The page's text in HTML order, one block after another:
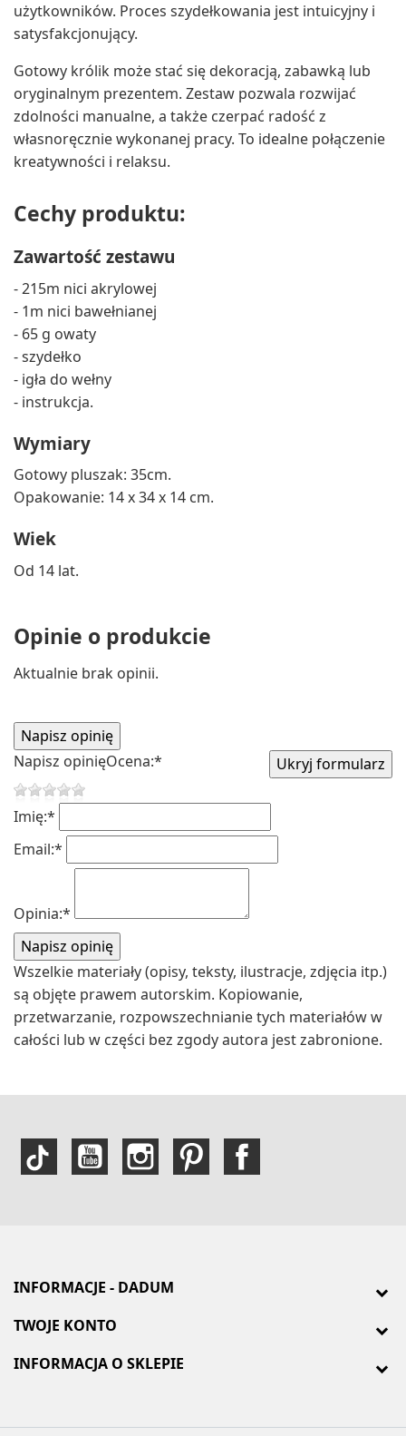
użytkowników. Proces szydełkowania jest intuicyjny i
satysfakcjonujący.
Gotowy królik może stać się dekoracją, zabawką lub
oryginalnym prezentem. Zestaw pozwala rozwijać
zdolności manualne, a także czerpać radość z
własnoręcznie wykonanej pracy. To idealne połączenie
kreatywności i relaksu.
Cechy produktu:
Zawartość zestawu
- 215m nici akrylowej
- 1m nici bawełnianej
- 65 g owaty
- szydełko
- igła do wełny
- instrukcja.
Wymiary
Gotowy pluszak: 35cm.
Opakowanie: 14 x 34 x 14 cm.
Wiek
Od 14 lat.
Opinie o produkcie
Aktualnie brak opinii.
Napisz opinięOcena:*
Imię:*
Email:*
Opinia:*
Wszelkie materiały (opisy, teksty, ilustracje, zdjęcia itp.)
są objęte prawem autorskim. Kopiowanie,
przetwarzanie, rozpowszechnianie tych materiałów w
całości lub w części bez zgody autora jest zabronione.
INFORMACJE - DADUM
TWOJE KONTO
INFORMACJA O SKLEPIE